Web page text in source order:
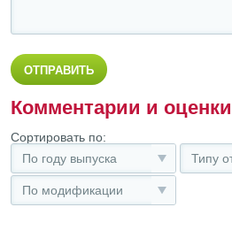
Комментарии и оценки
Сортировать по:
По году выпуска
Типу
По модификации